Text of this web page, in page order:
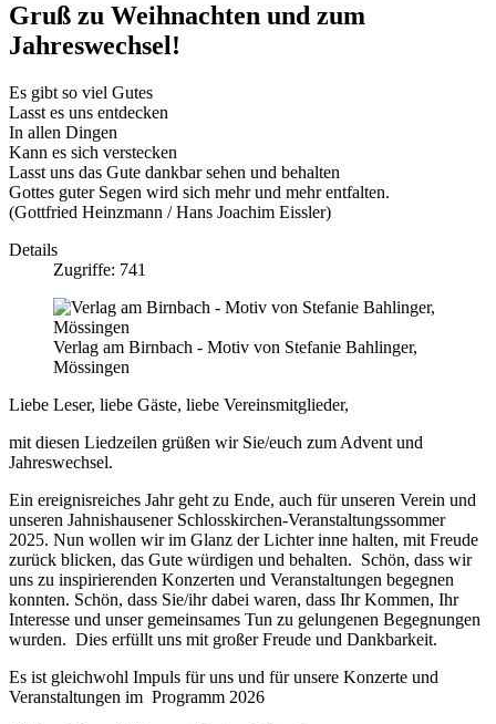
Gruß zu Weihnachten und zum
Jahreswechsel!
Es gibt so viel Gutes
Lasst es uns entdecken
In allen Dingen
Kann es sich verstecken
Lasst uns das Gute dankbar sehen und behalten
Gottes guter Segen wird sich mehr und mehr entfalten.
(Gottfried Heinzmann / Hans Joachim Eissler)
Details
Zugriffe: 741
Verlag am Birnbach - Motiv von Stefanie Bahlinger,
Mössingen
Liebe Leser, liebe Gäste, liebe Vereinsmitglieder,
mit diesen Liedzeilen grüßen wir Sie/euch zum Advent und
Jahreswechsel.
Ein ereignisreiches Jahr geht zu Ende, auch für unseren Verein und
unseren Jahnishausener Schlosskirchen-Veranstaltungssommer
2025. Nun wollen wir im Glanz der Lichter inne halten, mit Freude
zurück blicken, das Gute würdigen und behalten. Schön, dass wir
uns zu inspirierenden Konzerten und Veranstaltungen begegnen
konnten. Schön, dass Sie/ihr dabei waren, dass Ihr Kommen, Ihr
Interesse und unser gemeinsames Tun zu gelungenen Begegnungen
wurden. Dies erfüllt uns mit großer Freude und Dankbarkeit.
Es ist gleichwohl Impuls für uns und für unsere Konzerte und
Veranstaltungen im Programm 2026